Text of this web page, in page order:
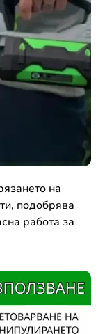
на
подобрява
работа за